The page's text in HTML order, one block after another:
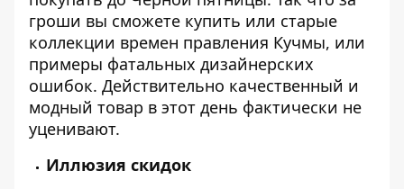
гроши вы сможете купить или старые
коллекции времен правления Кучмы, или
примеры фатальных дизайнерских
ошибок. Действительно качественный и
модный товар в этот день фактически не
уценивают.
Иллюзия скидок